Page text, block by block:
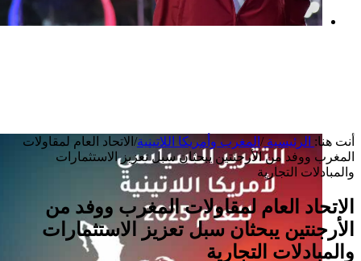
أنت هنا: الرئيسية/ المغرب وأمريكا اللاتينية/ الاتحاد العام لمقاولات
المغرب ووفد من الأرجنتين يبحثان سبل تعزيز الاستثمارات
والمبادلات التجارية
الاتحاد العام لمقاولات المغرب ووفد من
الأرجنتين يبحثان سبل تعزيز الاستثمارات
والمبادلات التجارية